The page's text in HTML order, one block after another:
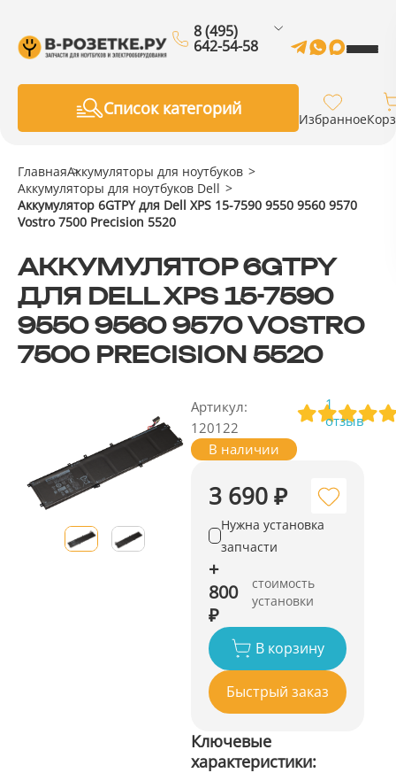
8 (495)
642-54-58
Список категорий
Избранное
ГлавнаяАккумуляторы для ноутбуков
Аккумуляторы для ноутбуков Dell
Аккумулятор 6GTPY для Dell XPS 15-7590 9550 9560 9570
Vostro 7500 Precision 5520
АККУМУЛЯТОР 6GTPY
ДЛЯ DELL XPS 15-7590
9550 9560 9570 VOSTRO
7500 PRECISION 5520
Артикул:
120122
В наличии
1
отзыв
3 690 ₽
Нужна установка
запчасти
+
800
₽
стоимость
установки
В корзину
Быстрый заказ
Ключевые
характеристики: